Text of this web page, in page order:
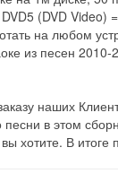
(DVD Video)
на любом
из песен 2010-
наших
песни в этом
хотите. В итоге